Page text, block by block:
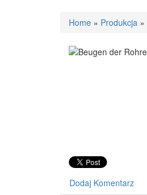
Home » Produkcja »
Dodaj Komentarz